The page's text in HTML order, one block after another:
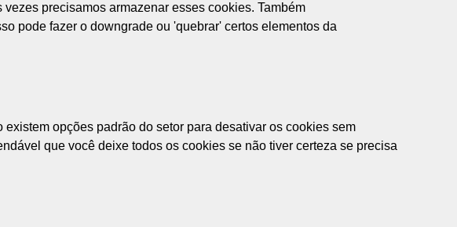
precisamos armazenar esses cookies. Também
pode fazer o downgrade ou 'quebrar' certos elementos da
opções padrão do setor para desativar os cookies sem
que você deixe todos os cookies se não tiver certeza se precisa